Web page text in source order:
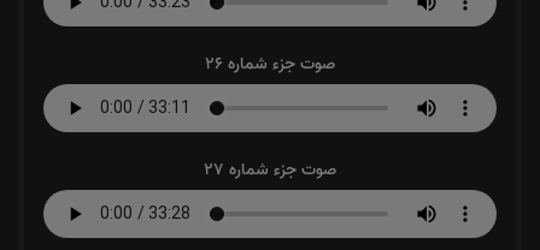
صوت جزء شماره 26
صوت جزء شماره 27